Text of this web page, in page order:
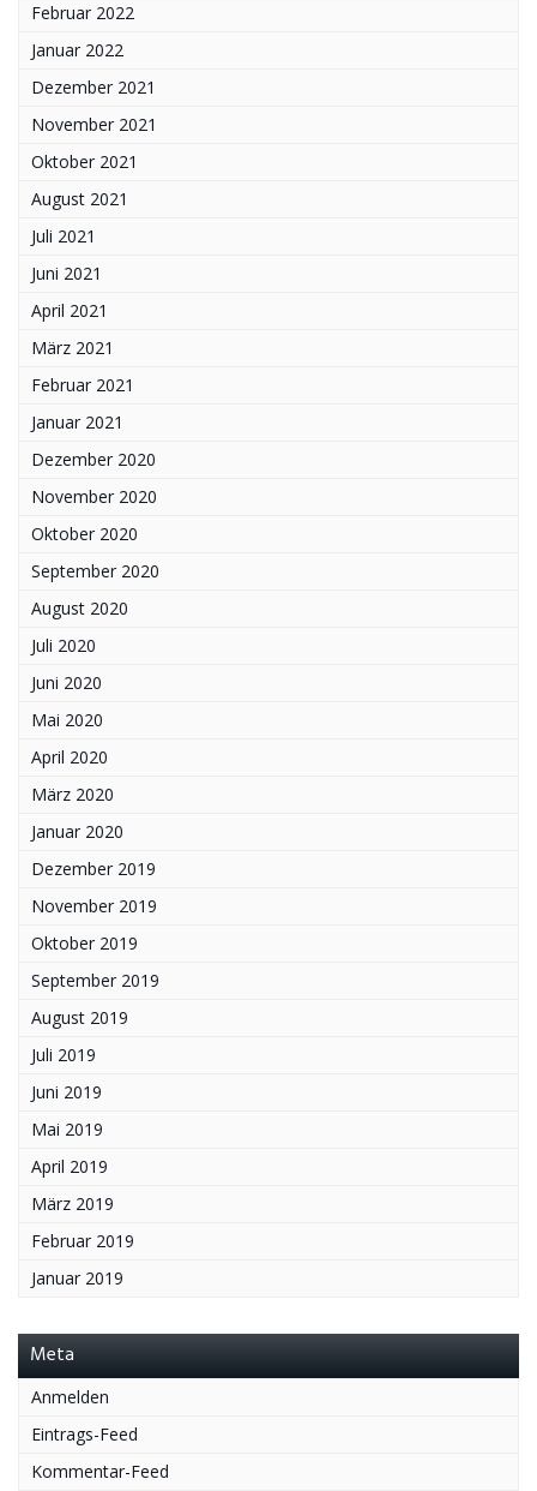
Februar 2022
Januar 2022
Dezember 2021
November 2021
Oktober 2021
August 2021
Juli 2021
Juni 2021
April 2021
März 2021
Februar 2021
Januar 2021
Dezember 2020
November 2020
Oktober 2020
September 2020
August 2020
Juli 2020
Juni 2020
Mai 2020
April 2020
März 2020
Januar 2020
Dezember 2019
November 2019
Oktober 2019
September 2019
August 2019
Juli 2019
Juni 2019
Mai 2019
April 2019
März 2019
Februar 2019
Januar 2019
Meta
Anmelden
Eintrags-Feed
Kommentar-Feed